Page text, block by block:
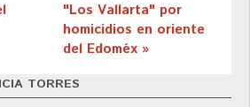
"Los Vallarta" por
homicidios en oriente
del Edoméx »
TORRES